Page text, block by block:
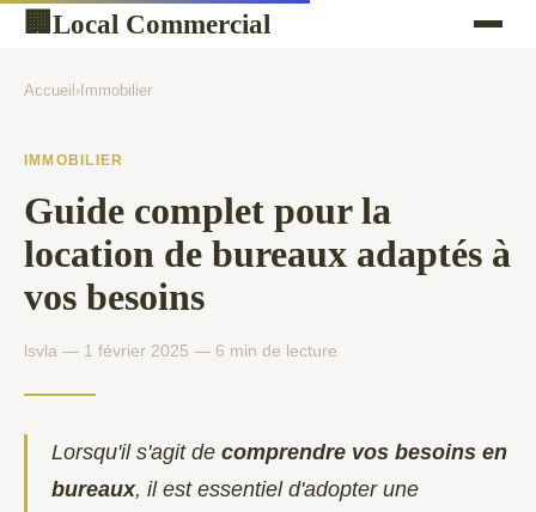
🏢 Local Commercial
Accueil › Immobilier
IMMOBILIER
Guide complet pour la
location de bureaux adaptés à
vos besoins
lsvla — 1 février 2025 — 6 min de lecture
Lorsqu'il s'agit de comprendre vos besoins en
bureaux, il est essentiel d'adopter une